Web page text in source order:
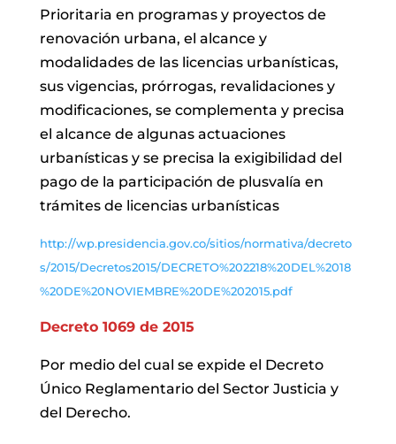
Prioritaria en programas y proyectos de
renovación urbana, el alcance y
modalidades de las licencias urbanísticas,
sus vigencias, prórrogas, revalidaciones y
modificaciones, se complementa y precisa
el alcance de algunas actuaciones
urbanísticas y se precisa la exigibilidad del
pago de la participación de plusvalía en
trámites de licencias urbanísticas
http://wp.presidencia.gov.co/sitios/normativa/decreto
s/2015/Decretos2015/DECRETO%202218%20DEL%2018
%20DE%20NOVIEMBRE%20DE%202015.pdf
Decreto 1069 de 2015
Por medio del cual se expide el Decreto
Único Reglamentario del Sector Justicia y
del Derecho.